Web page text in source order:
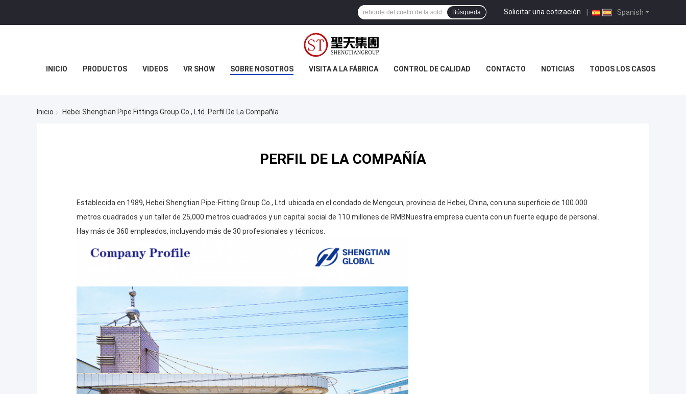
Spanish
Solicitar una cotización |
Búsqueda
INICIO PRODUCTOS VIDEOS VR SHOW SOBRE NOSOTROS VISITA A LA FÁBRICA CONTROL DE CALIDAD CONTACTO NOTICIAS TODOS LOS CASOS
Inicio Hebei Shengtian Pipe Fittings Group Co., Ltd. Perfil De La Compañía
PERFIL DE LA COMPAÑÍA
Establecida en 1989, Hebei Shengtian Pipe-Fitting Group Co., Ltd. ubicada en el condado de Mengcun, provincia de Hebei, China, con una superficie de 100.000
metros cuadrados y un taller de 25,000 metros cuadrados y un capital social de 110 millones de RMBNuestra empresa cuenta con un fuerte equipo de personal.
Hay más de 360 empleados, incluyendo más de 30 profesionales y técnicos.